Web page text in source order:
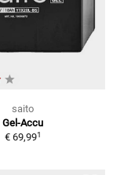
saito
Gel-Accu
€ 69,991